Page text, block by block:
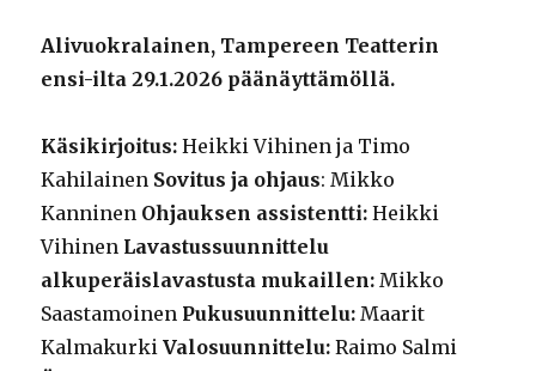
Alivuokralainen, Tampereen Teatterin
ensi-ilta 29.1.2026 päänäyttämöllä.
Käsikirjoitus: Heikki Vihinen ja Timo
Kahilainen Sovitus ja ohjaus: Mikko
Kanninen Ohjauksen assistentti: Heikki
Vihinen Lavastussuunnittelu
alkuperäislavastusta mukaillen: Mikko
Saastamoinen Pukusuunnittelu: Maarit
KalmakurkiValosuunnittelu: Raimo Salmi